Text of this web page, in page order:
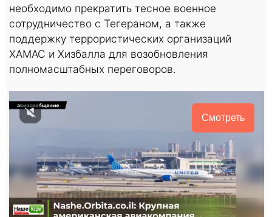
необходимо прекратить тесное военное
сотрудничество с Тегераном, а также
поддержку террористических организаций
ХАМАС и Хизбалла для возобновления
полномасштабных переговоров.
Смотреть